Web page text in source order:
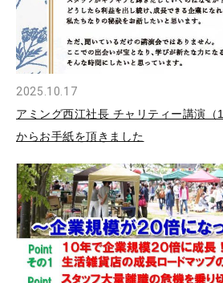
2025.10.17
アミング西江社長 チャリティー講演
からお手紙を頂きました